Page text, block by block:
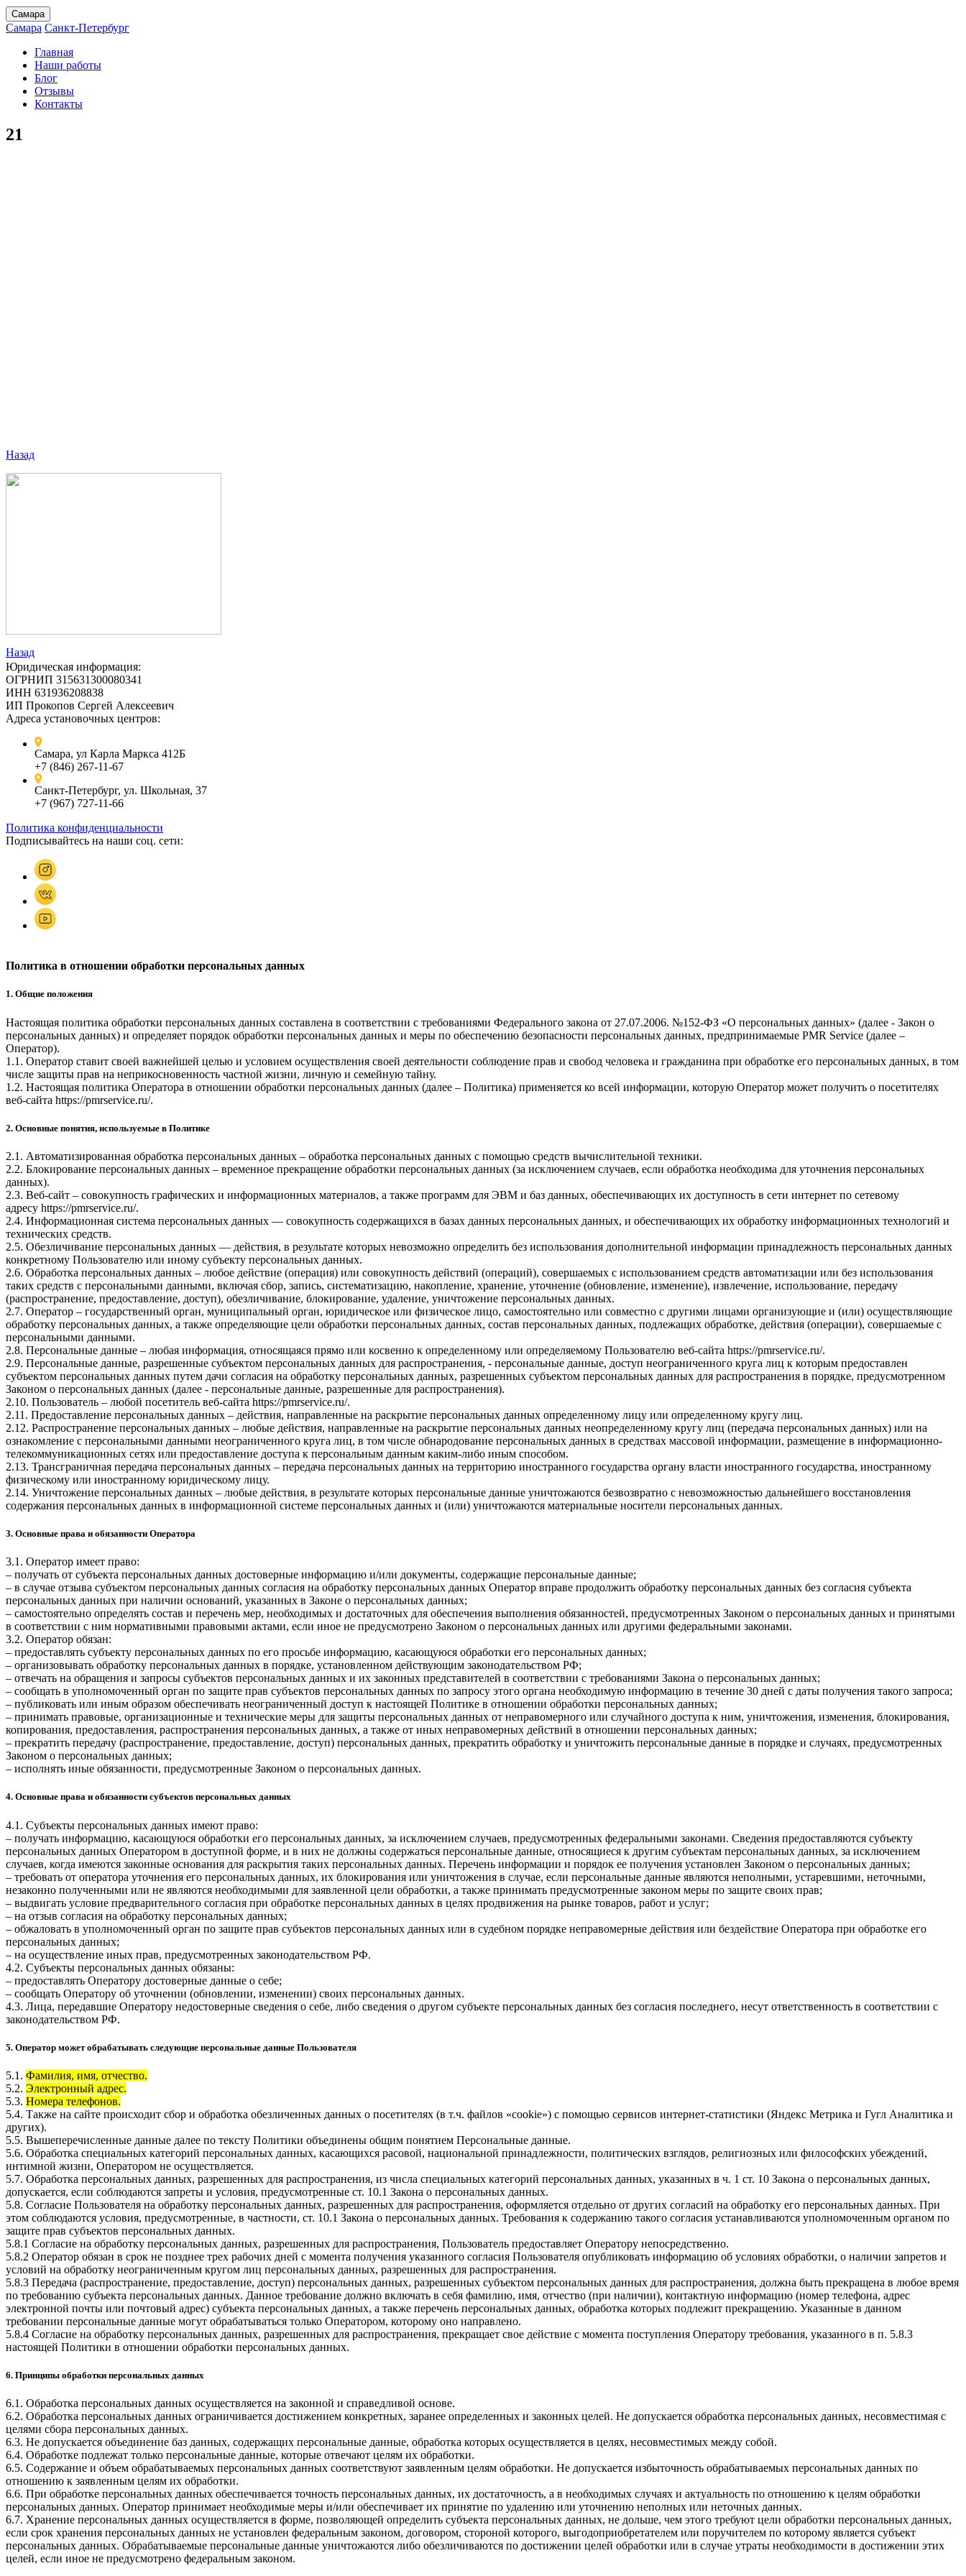
Самара
Самара Санкт-Петербург
Главная
Наши работы
Блог
Отзывы
Контакты
21
Назад
Назад
Юридическая информация:
ОГРНИП 315631300080341
ИНН 631936208838
ИП Прокопов Сергей Алексеевич
Адреса установочных центров:
Самара, ул Карла Маркса 412Б
+7 (846) 267-11-67
Санкт-Петербург, ул. Школьная, 37
+7 (967) 727-11-66
Политика конфиденциальности
Подписывайтесь на наши соц. сети:
Политика в отношении обработки персональных данных
1. Общие положения
Настоящая политика обработки персональных данных составлена в соответствии с требованиями Федерального закона от 27.07.2006. №152-ФЗ «О персональных данных» (далее - Закон о
персональных данных) и определяет порядок обработки персональных данных и меры по обеспечению безопасности персональных данных, предпринимаемые PMR Service (далее –
Оператор).
1.1. Оператор ставит своей важнейшей целью и условием осуществления своей деятельности соблюдение прав и свобод человека и гражданина при обработке его персональных данных, в том
числе защиты прав на неприкосновенность частной жизни, личную и семейную тайну.
1.2. Настоящая политика Оператора в отношении обработки персональных данных (далее – Политика) применяется ко всей информации, которую Оператор может получить о посетителях
веб-сайта https://pmrservice.ru/.
2. Основные понятия, используемые в Политике
2.1. Автоматизированная обработка персональных данных – обработка персональных данных с помощью средств вычислительной техники.
2.2. Блокирование персональных данных – временное прекращение обработки персональных данных (за исключением случаев, если обработка необходима для уточнения персональных
данных).
2.3. Веб-сайт – совокупность графических и информационных материалов, а также программ для ЭВМ и баз данных, обеспечивающих их доступность в сети интернет по сетевому
адресу https://pmrservice.ru/.
2.4. Информационная система персональных данных — совокупность содержащихся в базах данных персональных данных, и обеспечивающих их обработку информационных технологий и
технических средств.
2.5. Обезличивание персональных данных — действия, в результате которых невозможно определить без использования дополнительной информации принадлежность персональных данных
конкретному Пользователю или иному субъекту персональных данных.
2.6. Обработка персональных данных – любое действие (операция) или совокупность действий (операций), совершаемых с использованием средств автоматизации или без использования
таких средств с персональными данными, включая сбор, запись, систематизацию, накопление, хранение, уточнение (обновление, изменение), извлечение, использование, передачу
(распространение, предоставление, доступ), обезличивание, блокирование, удаление, уничтожение персональных данных.
2.7. Оператор – государственный орган, муниципальный орган, юридическое или физическое лицо, самостоятельно или совместно с другими лицами организующие и (или) осуществляющие
обработку персональных данных, а также определяющие цели обработки персональных данных, состав персональных данных, подлежащих обработке, действия (операции), совершаемые с
персональными данными.
2.8. Персональные данные – любая информация, относящаяся прямо или косвенно к определенному или определяемому Пользователю веб-сайта https://pmrservice.ru/.
2.9. Персональные данные, разрешенные субъектом персональных данных для распространения, - персональные данные, доступ неограниченного круга лиц к которым предоставлен
субъектом персональных данных путем дачи согласия на обработку персональных данных, разрешенных субъектом персональных данных для распространения в порядке, предусмотренном
Законом о персональных данных (далее - персональные данные, разрешенные для распространения).
2.10. Пользователь – любой посетитель веб-сайта https://pmrservice.ru/.
2.11. Предоставление персональных данных – действия, направленные на раскрытие персональных данных определенному лицу или определенному кругу лиц.
2.12. Распространение персональных данных – любые действия, направленные на раскрытие персональных данных неопределенному кругу лиц (передача персональных данных) или на
ознакомление с персональными данными неограниченного круга лиц, в том числе обнародование персональных данных в средствах массовой информации, размещение в информационно-
телекоммуникационных сетях или предоставление доступа к персональным данным каким-либо иным способом.
2.13. Трансграничная передача персональных данных – передача персональных данных на территорию иностранного государства органу власти иностранного государства, иностранному
физическому или иностранному юридическому лицу.
2.14. Уничтожение персональных данных – любые действия, в результате которых персональные данные уничтожаются безвозвратно с невозможностью дальнейшего восстановления
содержания персональных данных в информационной системе персональных данных и (или) уничтожаются материальные носители персональных данных.
3. Основные права и обязанности Оператора
3.1. Оператор имеет право:
– получать от субъекта персональных данных достоверные информацию и/или документы, содержащие персональные данные;
– в случае отзыва субъектом персональных данных согласия на обработку персональных данных Оператор вправе продолжить обработку персональных данных без согласия субъекта
персональных данных при наличии оснований, указанных в Законе о персональных данных;
– самостоятельно определять состав и перечень мер, необходимых и достаточных для обеспечения выполнения обязанностей, предусмотренных Законом о персональных данных и принятыми
в соответствии с ним нормативными правовыми актами, если иное не предусмотрено Законом о персональных данных или другими федеральными законами.
3.2. Оператор обязан:
– предоставлять субъекту персональных данных по его просьбе информацию, касающуюся обработки его персональных данных;
– организовывать обработку персональных данных в порядке, установленном действующим законодательством РФ;
– отвечать на обращения и запросы субъектов персональных данных и их законных представителей в соответствии с требованиями Закона о персональных данных;
– сообщать в уполномоченный орган по защите прав субъектов персональных данных по запросу этого органа необходимую информацию в течение 30 дней с даты получения такого запроса;
– публиковать или иным образом обеспечивать неограниченный доступ к настоящей Политике в отношении обработки персональных данных;
– принимать правовые, организационные и технические меры для защиты персональных данных от неправомерного или случайного доступа к ним, уничтожения, изменения, блокирования,
копирования, предоставления, распространения персональных данных, а также от иных неправомерных действий в отношении персональных данных;
– прекратить передачу (распространение, предоставление, доступ) персональных данных, прекратить обработку и уничтожить персональные данные в порядке и случаях, предусмотренных
Законом о персональных данных;
– исполнять иные обязанности, предусмотренные Законом о персональных данных.
4. Основные права и обязанности субъектов персональных данных
4.1. Субъекты персональных данных имеют право:
– получать информацию, касающуюся обработки его персональных данных, за исключением случаев, предусмотренных федеральными законами. Сведения предоставляются субъекту
персональных данных Оператором в доступной форме, и в них не должны содержаться персональные данные, относящиеся к другим субъектам персональных данных, за исключением
случаев, когда имеются законные основания для раскрытия таких персональных данных. Перечень информации и порядок ее получения установлен Законом о персональных данных;
– требовать от оператора уточнения его персональных данных, их блокирования или уничтожения в случае, если персональные данные являются неполными, устаревшими, неточными,
незаконно полученными или не являются необходимыми для заявленной цели обработки, а также принимать предусмотренные законом меры по защите своих прав;
– выдвигать условие предварительного согласия при обработке персональных данных в целях продвижения на рынке товаров, работ и услуг;
– на отзыв согласия на обработку персональных данных;
– обжаловать в уполномоченный орган по защите прав субъектов персональных данных или в судебном порядке неправомерные действия или бездействие Оператора при обработке его
персональных данных;
– на осуществление иных прав, предусмотренных законодательством РФ.
4.2. Субъекты персональных данных обязаны:
– предоставлять Оператору достоверные данные о себе;
– сообщать Оператору об уточнении (обновлении, изменении) своих персональных данных.
4.3. Лица, передавшие Оператору недостоверные сведения о себе, либо сведения о другом субъекте персональных данных без согласия последнего, несут ответственность в соответствии с
законодательством РФ.
5. Оператор может обрабатывать следующие персональные данные Пользователя
5.1. Фамилия, имя, отчество.
5.2. Электронный адрес.
5.3. Номера телефонов.
5.4. Также на сайте происходит сбор и обработка обезличенных данных о посетителях (в т.ч. файлов «cookie») с помощью сервисов интернет-статистики (Яндекс Метрика и Гугл Аналитика и
других).
5.5. Вышеперечисленные данные далее по тексту Политики объединены общим понятием Персональные данные.
5.6. Обработка специальных категорий персональных данных, касающихся расовой, национальной принадлежности, политических взглядов, религиозных или философских убеждений,
интимной жизни, Оператором не осуществляется.
5.7. Обработка персональных данных, разрешенных для распространения, из числа специальных категорий персональных данных, указанных в ч. 1 ст. 10 Закона о персональных данных,
допускается, если соблюдаются запреты и условия, предусмотренные ст. 10.1 Закона о персональных данных.
5.8. Согласие Пользователя на обработку персональных данных, разрешенных для распространения, оформляется отдельно от других согласий на обработку его персональных данных. При
этом соблюдаются условия, предусмотренные, в частности, ст. 10.1 Закона о персональных данных. Требования к содержанию такого согласия устанавливаются уполномоченным органом по
защите прав субъектов персональных данных.
5.8.1 Согласие на обработку персональных данных, разрешенных для распространения, Пользователь предоставляет Оператору непосредственно.
5.8.2 Оператор обязан в срок не позднее трех рабочих дней с момента получения указанного согласия Пользователя опубликовать информацию об условиях обработки, о наличии запретов и
условий на обработку неограниченным кругом лиц персональных данных, разрешенных для распространения.
5.8.3 Передача (распространение, предоставление, доступ) персональных данных, разрешенных субъектом персональных данных для распространения, должна быть прекращена в любое время
по требованию субъекта персональных данных. Данное требование должно включать в себя фамилию, имя, отчество (при наличии), контактную информацию (номер телефона, адрес
электронной почты или почтовый адрес) субъекта персональных данных, а также перечень персональных данных, обработка которых подлежит прекращению. Указанные в данном
требовании персональные данные могут обрабатываться только Оператором, которому оно направлено.
5.8.4 Согласие на обработку персональных данных, разрешенных для распространения, прекращает свое действие с момента поступления Оператору требования, указанного в п. 5.8.3
настоящей Политики в отношении обработки персональных данных.
6. Принципы обработки персональных данных
6.1. Обработка персональных данных осуществляется на законной и справедливой основе.
6.2. Обработка персональных данных ограничивается достижением конкретных, заранее определенных и законных целей. Не допускается обработка персональных данных, несовместимая с
целями сбора персональных данных.
6.3. Не допускается объединение баз данных, содержащих персональные данные, обработка которых осуществляется в целях, несовместимых между собой.
6.4. Обработке подлежат только персональные данные, которые отвечают целям их обработки.
6.5. Содержание и объем обрабатываемых персональных данных соответствуют заявленным целям обработки. Не допускается избыточность обрабатываемых персональных данных по
отношению к заявленным целям их обработки.
6.6. При обработке персональных данных обеспечивается точность персональных данных, их достаточность, а в необходимых случаях и актуальность по отношению к целям обработки
персональных данных. Оператор принимает необходимые меры и/или обеспечивает их принятие по удалению или уточнению неполных или неточных данных.
6.7. Хранение персональных данных осуществляется в форме, позволяющей определить субъекта персональных данных, не дольше, чем этого требуют цели обработки персональных данных,
если срок хранения персональных данных не установлен федеральным законом, договором, стороной которого, выгодоприобретателем или поручителем по которому является субъект
персональных данных. Обрабатываемые персональные данные уничтожаются либо обезличиваются по достижении целей обработки или в случае утраты необходимости в достижении этих
целей, если иное не предусмотрено федеральным законом.